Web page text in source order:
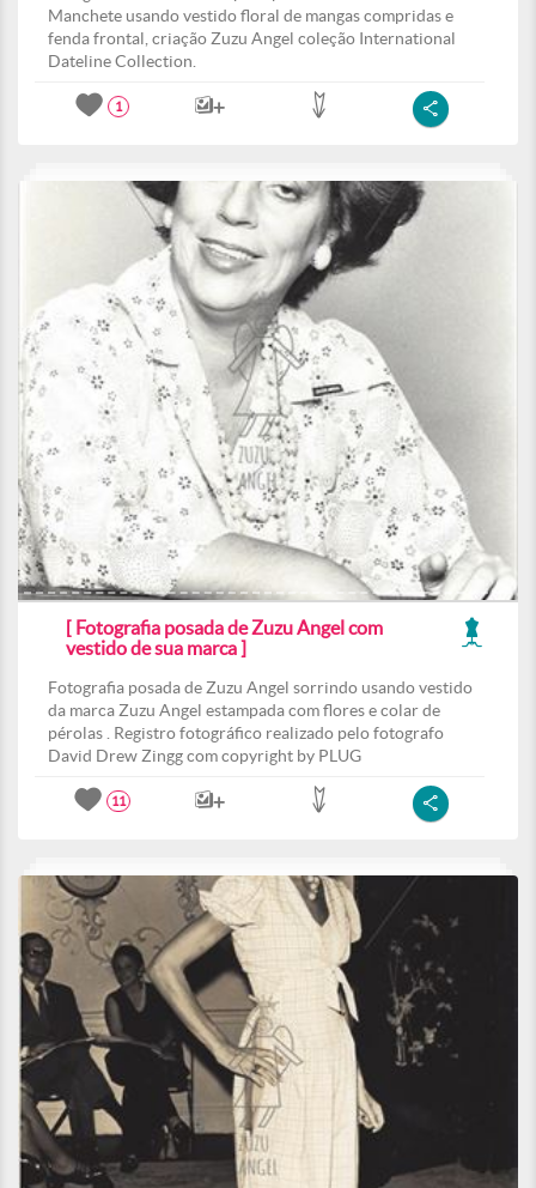
Manchete usando vestido floral de mangas compridas e
fenda frontal, criação Zuzu Angel coleção International
Dateline Collection.
1
[ Fotografia posada de Zuzu Angel com
vestido de sua marca ]
Fotografia posada de Zuzu Angel sorrindo usando vestido
da marca Zuzu Angel estampada com flores e colar de
pérolas . Registro fotográfico realizado pelo fotografo
David Drew Zingg com copyright by PLUG
11